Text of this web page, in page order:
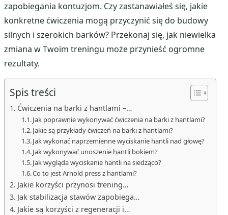
zapobiegania kontuzjom. Czy zastanawiałeś się, jakie
konkretne ćwiczenia mogą przyczynić się do budowy
silnych i szerokich barków? Przekonaj się, jak niewielka
zmiana w Twoim treningu może przynieść ogromne
rezultaty.
Spis treści
Ćwiczenia na barki z hantlami –…
Jak poprawnie wykonywać ćwiczenia na barki z hantlami?
Jakie są przykłady ćwiczeń na barki z hantlami?
Jak wykonać naprzemienne wyciskanie hantli nad głowę?
Jak wykonywać unoszenie hantli bokiem?
Jak wygląda wyciskanie hantli na siedząco?
Co to jest Arnold press z hantlami?
Jakie korzyści przynosi trening…
Jak stabilizacja stawów zapobiega…
Jakie są korzyści z regeneracji i…